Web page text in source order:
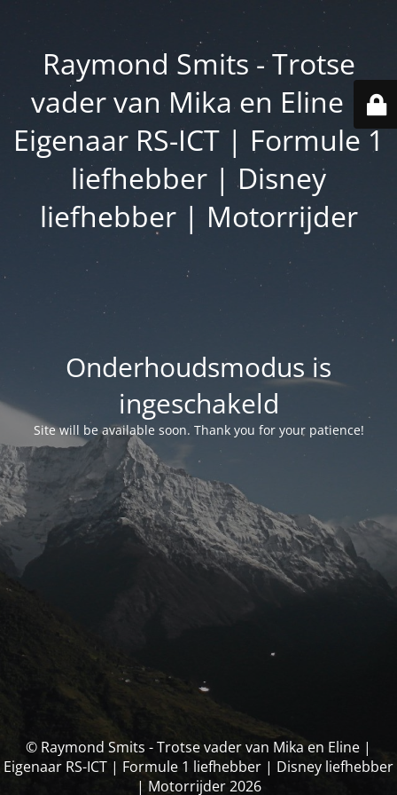
Raymond Smits - Trotse
vader van Mika en Eline |
Eigenaar RS-ICT | Formule 1
liefhebber | Disney
liefhebber | Motorrijder
Onderhoudsmodus is
ingeschakeld
Site will be available soon. Thank you for your patience!
© Raymond Smits - Trotse vader van Mika en Eline |
Eigenaar RS-ICT | Formule 1 liefhebber | Disney liefhebber
| Motorrijder 2026